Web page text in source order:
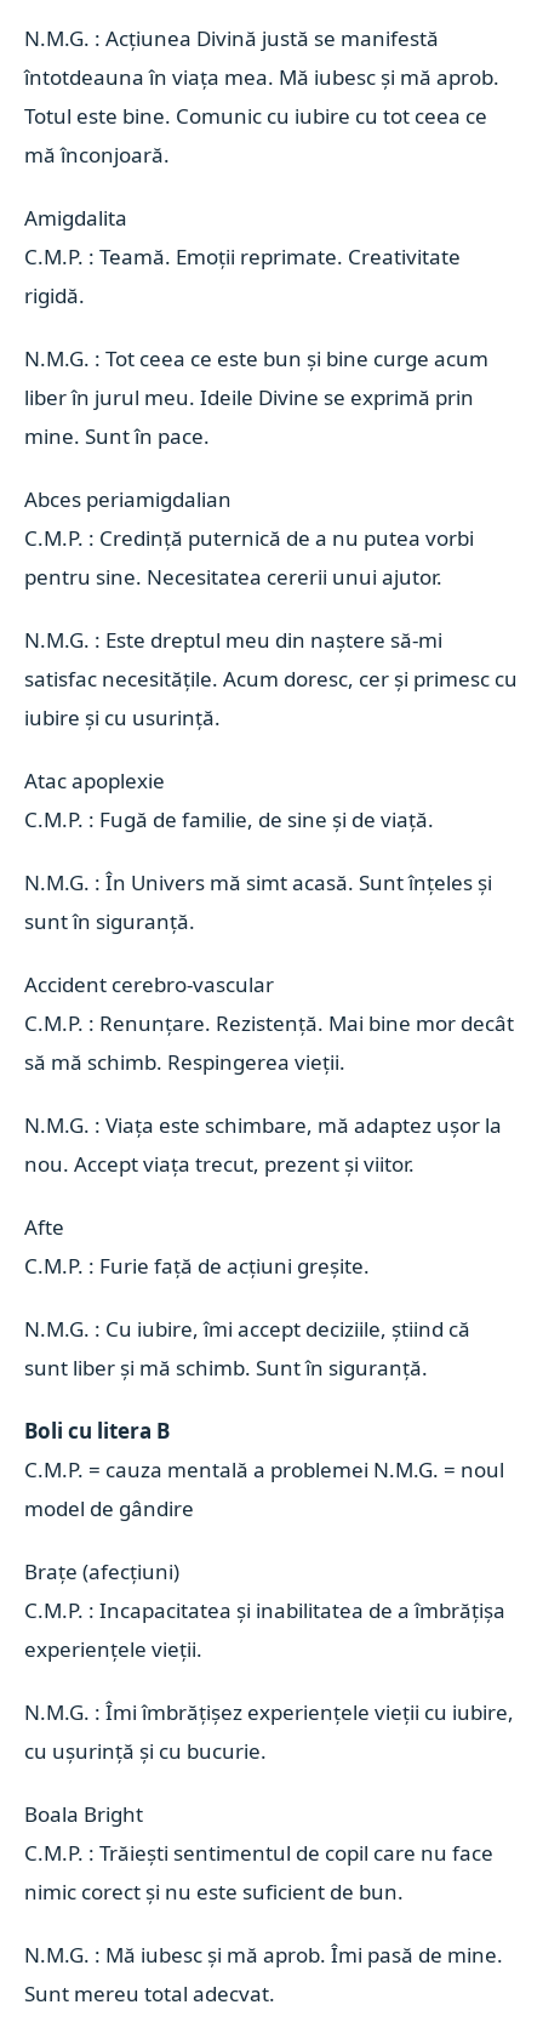
N.M.G. : Acțiunea Divină justă se manifestă
întotdeauna în viața mea. Mă iubesc și mă aprob.
Totul este bine. Comunic cu iubire cu tot ceea ce
mă înconjoară.
Amigdalita
C.M.P. : Teamă. Emoții reprimate. Creativitate
rigidă.
N.M.G. : Tot ceea ce este bun și bine curge acum
liber în jurul meu. Ideile Divine se exprimă prin
mine. Sunt în pace.
Abces periamigdalian
C.M.P. : Credință puternică de a nu putea vorbi
pentru sine. Necesitatea cererii unui ajutor.
N.M.G. : Este dreptul meu din naștere să-mi
satisfac necesitățile. Acum doresc, cer și primesc cu
iubire și cu usurință.
Atac apoplexie
C.M.P. : Fugă de familie, de sine și de viață.
N.M.G. : În Univers mă simt acasă. Sunt înțeles și
sunt în siguranță.
Accident cerebro-vascular
C.M.P. : Renunțare. Rezistență. Mai bine mor decât
să mă schimb. Respingerea vieții.
N.M.G. : Viața este schimbare, mă adaptez ușor la
nou. Accept viața trecut, prezent și viitor.
Afte
C.M.P. : Furie față de acțiuni greșite.
N.M.G. : Cu iubire, îmi accept deciziile, știind că
sunt liber și mă schimb. Sunt în siguranță.
Boli cu litera B
C.M.P. = cauza mentală a problemei N.M.G. = noul
model de gândire
Brațe (afecțiuni)
C.M.P. : Incapacitatea și inabilitatea de a îmbrățișa
experiențele vieții.
N.M.G. : Îmi îmbrățișez experiențele vieții cu iubire,
cu ușurință și cu bucurie.
Boala Bright
C.M.P. : Trăiești sentimentul de copil care nu face
nimic corect și nu este suficient de bun.
N.M.G. : Mă iubesc și mă aprob. Îmi pasă de mine.
Sunt mereu total adecvat.